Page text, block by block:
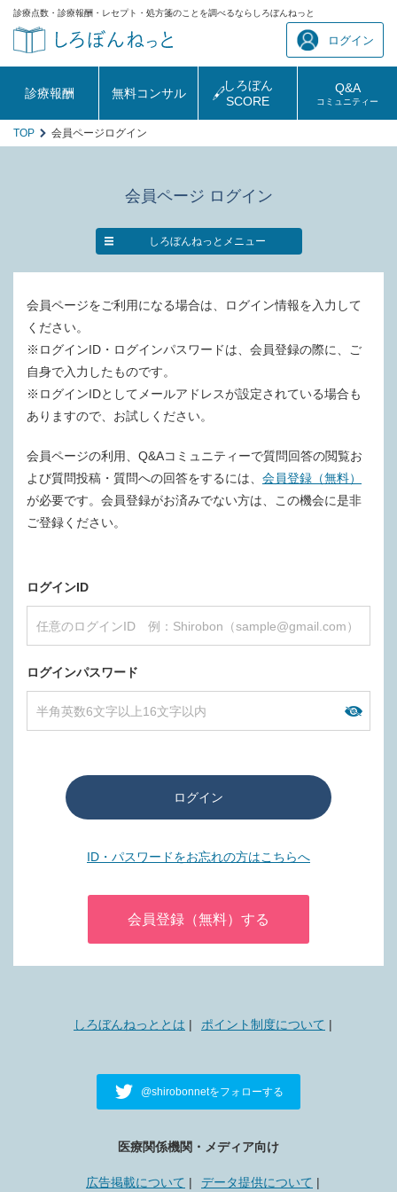
診療点数・診療報酬・レセプト・処方箋のことを調べるならしろぼんねっと
ログイン
診療報酬 無料コンサル
しろぼん
SCORE
Q&A
コミュニティー
TOP 会員ページログイン
会員ページ ログイン
しろぼんねっとメニュー
会員ページをご利用になる場合は、ログイン情報を入力して
ください。
※ログインID・ログインパスワードは、会員登録の際に、ご
自身で入力したものです。
※ログインIDとしてメールアドレスが設定されている場合も
ありますので、お試しください。
会員ページの利用、Q&Aコミュニティーで質問回答の閲覧お
よび質問投稿・質問への回答をするには、 会員登録（無料）
が必要です。会員登録がお済みでない方は、この機会に是非
ご登録ください。
ログインID
ログインパスワード
ログイン
ID・パスワードをお忘れの方はこちらへ
会員登録（無料）する
しろぼんねっととは ポイント制度について
@shirobonnetをフォローする
医療関係機関・メディア向け
広告掲載について データ提供について